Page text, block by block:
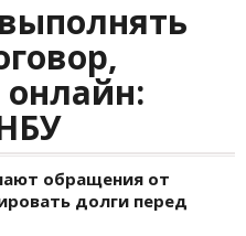
обращения от
долги перед